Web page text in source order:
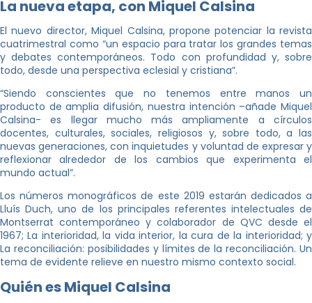
La nueva etapa, con Miquel Calsina
El nuevo director, Miquel Calsina, propone potenciar la revista
cuatrimestral como “un espacio para tratar los grandes temas
y debates contemporáneos. Todo con profundidad y, sobre
todo, desde una perspectiva eclesial y cristiana”.
“Siendo conscientes que no tenemos entre manos un
producto de amplia difusión, nuestra intención –añade Miquel
Calsina- es llegar mucho más ampliamente a círculos
docentes, culturales, sociales, religiosos y, sobre todo, a las
nuevas generaciones, con inquietudes y voluntad de expresar y
reflexionar alrededor de los cambios que experimenta el
mundo actual”.
Los números monográficos de este 2019 estarán dedicados a
Lluís Duch, uno de los principales referentes intelectuales de
Montserrat contemporáneo y colaborador de QVC desde el
1967; La interioridad, la vida interior, la cura de la interioridad; y
La reconciliación: posibilidades y límites de la reconciliación. Un
tema de evidente relieve en nuestro mismo contexto social.
Quién es Miquel Calsina